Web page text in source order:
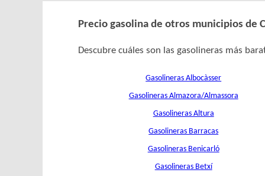
Precio gasolina de otros municipios de
Descubre cuáles son las gasolineras más
Gasolineras Albocàsser
Gasolineras Almazora/Almassora
Gasolineras Altura
Gasolineras Barracas
Gasolineras Benicarló
Gasolineras Betxí